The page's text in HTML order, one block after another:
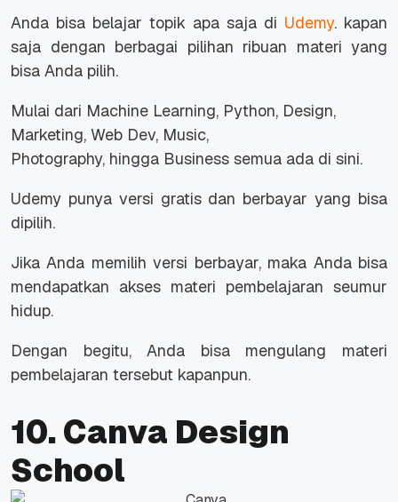
Anda bisa belajar topik apa saja di Udemy. kapan
saja dengan berbagai pilihan ribuan materi yang
bisa Anda pilih.
Mulai dari Machine Learning, Python, Design,
Marketing, Web Dev, Music,
Photography, hingga Business semua ada di sini.
Udemy punya versi gratis dan berbayar yang bisa
dipilih.
Jika Anda memilih versi berbayar, maka Anda bisa
mendapatkan akses materi pembelajaran seumur
hidup.
Dengan begitu, Anda bisa mengulang materi
pembelajaran tersebut kapanpun.
10. Canva Design
School